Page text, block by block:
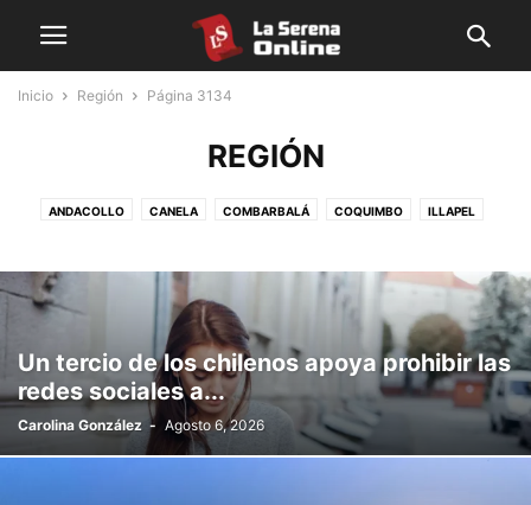
Inicio Región Página 3134
REGIÓN
ANDACOLLO CANELA COMBARBALÁ COQUIMBO ILLAPEL
PAIHUANO PUNITAQUI RIOHURTADO SALAMANCA TONGOY
Un tercio de los chilenos apoya prohibir las
redes sociales a...
Carolina González - Agosto 6, 2026